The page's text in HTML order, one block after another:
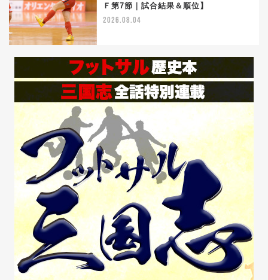
Ｆ第7節｜試合結果＆順位】
2026.08.04